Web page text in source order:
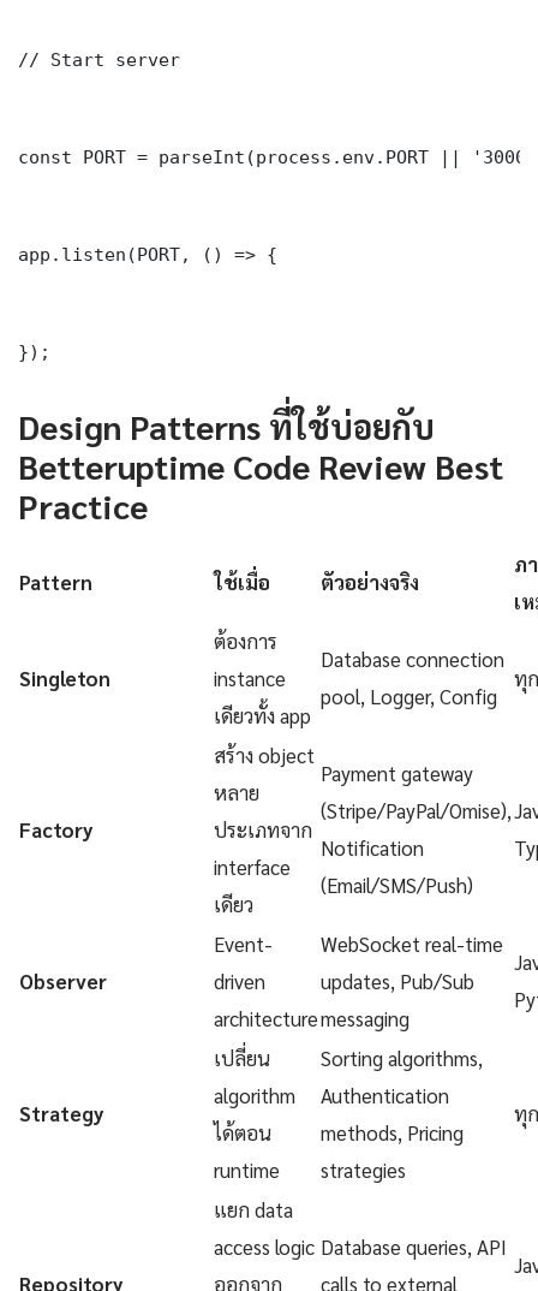
// Start server
const PORT = parseInt(process.env.PORT ||
app.listen(PORT, () => {
});
Design Patterns ที่ใช้บ่อยกับ
Betteruptime Code Review Best
Practice
Pattern ใช้เมื่อ ตัวอย่างจริง
ภ
เ
Singleton
ต้องการ
instance
เดียวทั้ง app
Database connection
pool, Logger, Config
ทุ
Factory
สร้าง object
หลาย
ประเภทจาก
interface
เดียว
Payment gateway
(Stripe/PayPal/Omise),
Notification
(Email/SMS/Push)
Observer
Event-
driven
architecture
WebSocket real-time
updates, Pub/Sub
messaging
Strategy
เปลี่ยน
algorithm
ได้ตอน
runtime
Sorting algorithms,
Authentication
methods, Pricing
strategies
ทุ
Repository
แยก data
access logic
ออกจาก
Database queries, API
calls to external